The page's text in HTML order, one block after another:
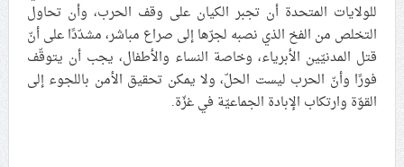
للولايات المتحدة أن تجبر الكيان على وقف الحرب، وأن تحاول
التخلص من الفخ الذي نصبه لجرّها إلى صراع مباشر، مشدّدًا على أنّ
قتل المدنيّين الأبرياء، وخاصة النساء والأطفال، يجب أن يتوقّف
فورًا وأنّ الحرب ليست الحلّ، ولا يمكن تحقيق الأمن باللجوء إلى
القوّة وارتكاب الإبادة الجماعيّة في غزّة.